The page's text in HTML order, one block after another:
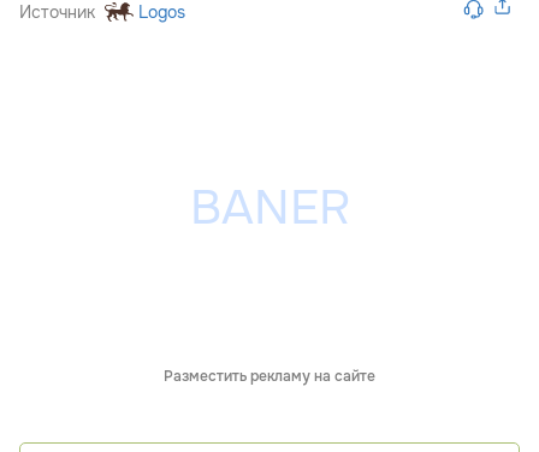
Источник Logos
Разместить рекламу на сайте